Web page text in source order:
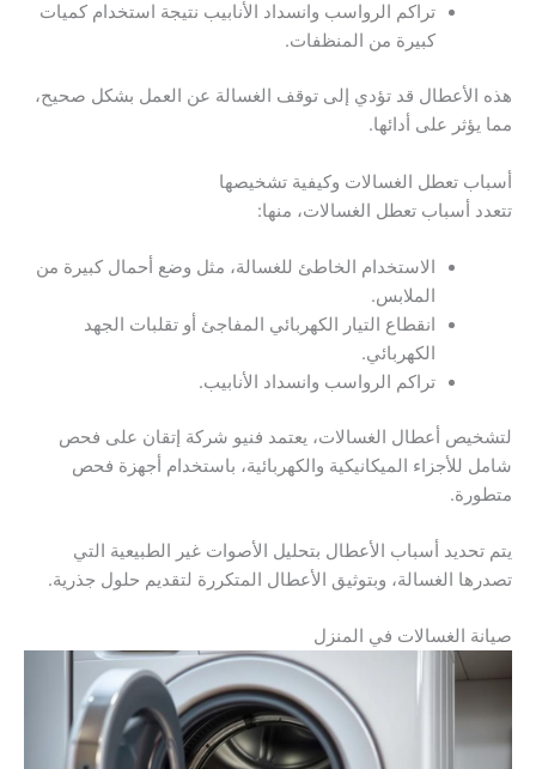
تراكم الرواسب وانسداد الأنابيب نتيجة استخدام كميات
كبيرة من المنظفات.
هذه الأعطال قد تؤدي إلى توقف الغسالة عن العمل بشكل صحيح،
مما يؤثر على أدائها.
أسباب تعطل الغسالات وكيفية تشخيصها
تتعدد أسباب تعطل الغسالات، منها:
الاستخدام الخاطئ للغسالة، مثل وضع أحمال كبيرة من
الملابس.
انقطاع التيار الكهربائي المفاجئ أو تقلبات الجهد
الكهربائي.
تراكم الرواسب وانسداد الأنابيب.
لتشخيص أعطال الغسالات، يعتمد فنيو شركة إتقان على فحص
شامل للأجزاء الميكانيكية والكهربائية، باستخدام أجهزة فحص
متطورة.
يتم تحديد أسباب الأعطال بتحليل الأصوات غير الطبيعية التي
تصدرها الغسالة، وبتوثيق الأعطال المتكررة لتقديم حلول جذرية.
صيانة الغسالات في المنزل